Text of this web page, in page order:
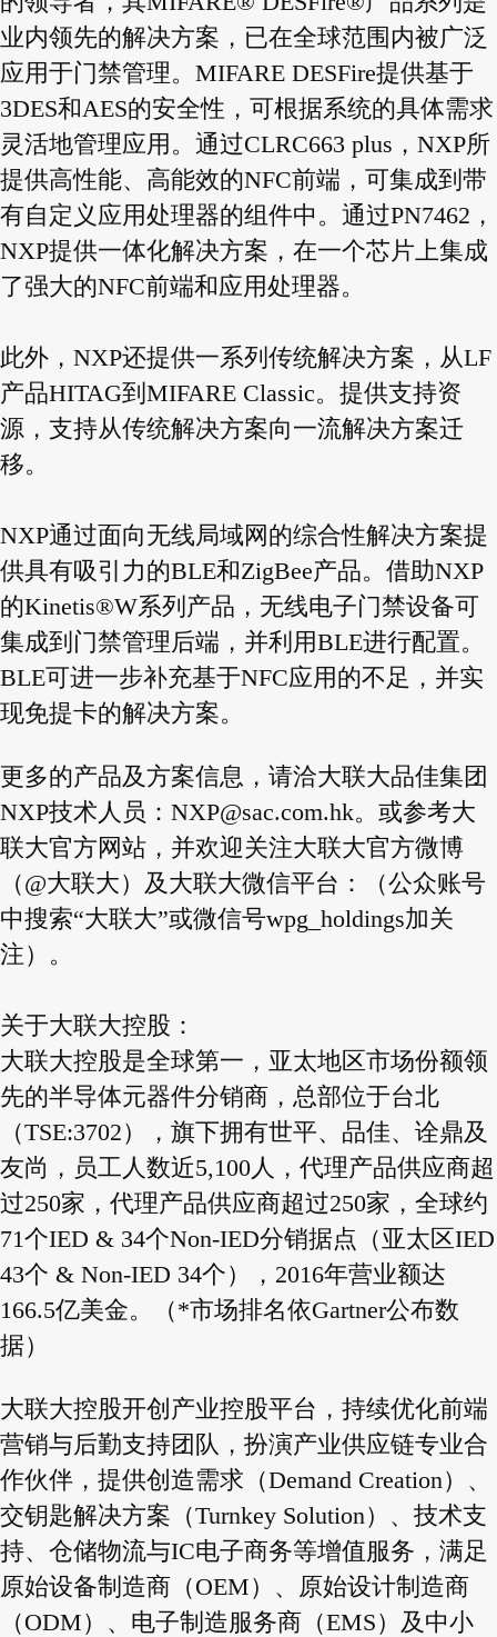
业内领先的解决方案，已在全球范围内被广泛
应用于门禁管理。MIFARE DESFire提供基于
3DES和AES的安全性，可根据系统的具体需求
灵活地管理应用。通过CLRC663 plus，NXP所
提供高性能、高能效的NFC前端，可集成到带
有自定义应用处理器的组件中。通过PN7462，
NXP提供一体化解决方案，在一个芯片上集成
了强大的NFC前端和应用处理器。
此外，NXP还提供一系列传统解决方案，从LF
产品HITAG到MIFARE Classic。提供支持资
源，支持从传统解决方案向一流解决方案迁
移。
NXP通过面向无线局域网的综合性解决方案提
供具有吸引力的BLE和ZigBee产品。借助NXP
的Kinetis®W系列产品，无线电子门禁设备可
集成到门禁管理后端，并利用BLE进行配置。
BLE可进一步补充基于NFC应用的不足，并实
现免提卡的解决方案。
更多的产品及方案信息，请洽大联大品佳集团
NXP技术人员： NXP@sac.com.hk。或参考大
联大官方网站，并欢迎关注大联大官方微博
（@大联大）及大联大微信平台：（公众账号
中搜索“大联大”或微信号wpg_holdings加关
注）。
关于大联大控股：
大联大控股是全球第一，亚太地区市场份额领
先的半导体元器件分销商，总部位于台北
（TSE:3702），旗下拥有世平、品佳、诠鼎及
友尚，员工人数近5,100人，代理产品供应商超
过250家，代理产品供应商超过250家，全球约
71个IED & 34个Non-IED分销据点（亚太区IED
43个 & Non-IED 34个），2016年营业额达
166.5亿美金。（*市场排名依Gartner公布数
据）
大联大控股开创产业控股平台，持续优化前端
营销与后勤支持团队，扮演产业供应链专业合
作伙伴，提供创造需求（Demand Creation）、
交钥匙解决方案（Turnkey Solution）、技术支
持、仓储物流与IC电子商务等增值服务，满足
原始设备制造商（OEM）、原始设计制造商
（ODM）、电子制造服务商（EMS）及中小